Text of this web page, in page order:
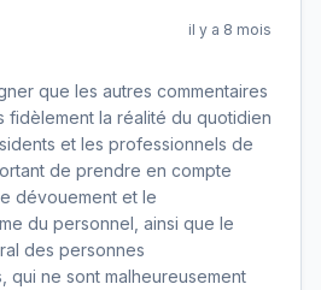
il y a 8 mois
que les autres commentaires
fidèlement la réalité du quotidien
et les professionnels de
de prendre en compte
dévouement et le
du personnel, ainsi que le
des personnes
qui ne sont malheureusement